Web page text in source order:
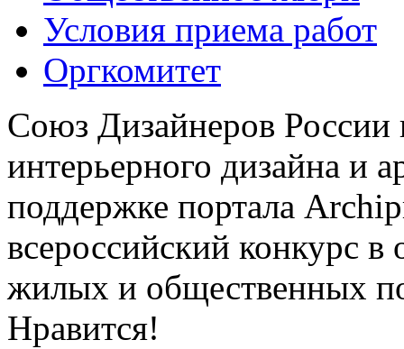
Условия приема работ
Оргкомитет
Союз Дизайнеров России
интерьерного дизайна и
поддержке портала
всероссийский конкурс в
жилых и общественных
Нравится!